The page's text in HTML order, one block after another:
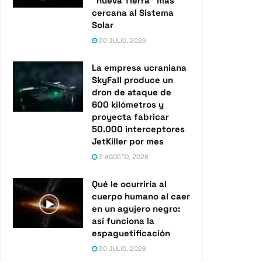
cercana al Sistema
Solar
30 JULIO, 2026
La empresa ucraniana
SkyFall produce un
dron de ataque de
600 kilómetros y
proyecta fabricar
50.000 interceptores
JetKiller por mes
3 AGOSTO, 2026
Qué le ocurriría al
cuerpo humano al caer
en un agujero negro:
así funciona la
espaguetificación
30 JULIO, 2026